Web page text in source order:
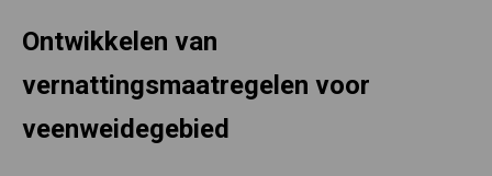
Ontwikkelen van
vernattingsmaatregelen voor
veenweidegebied